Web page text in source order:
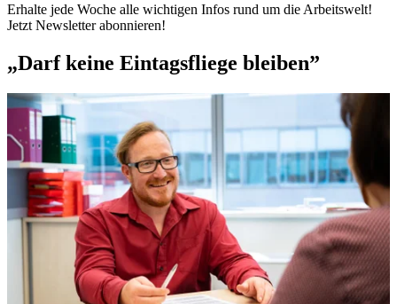
Erhalte jede Woche alle wichtigen Infos rund um die Arbeitswelt!
Jetzt Newsletter abonnieren!
„Darf keine Eintagsfliege bleiben”